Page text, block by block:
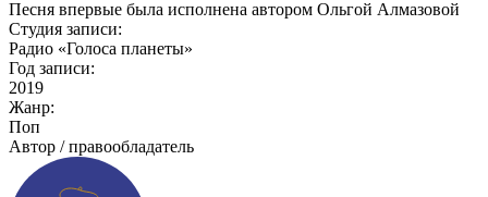
Песня впервые была исполнена автором Ольгой Алмазовой
​​​​​​​Студия записи:
Радио «Голоса планеты»
Год записи:
2019
Жанр:
Поп
Автор / правообладатель